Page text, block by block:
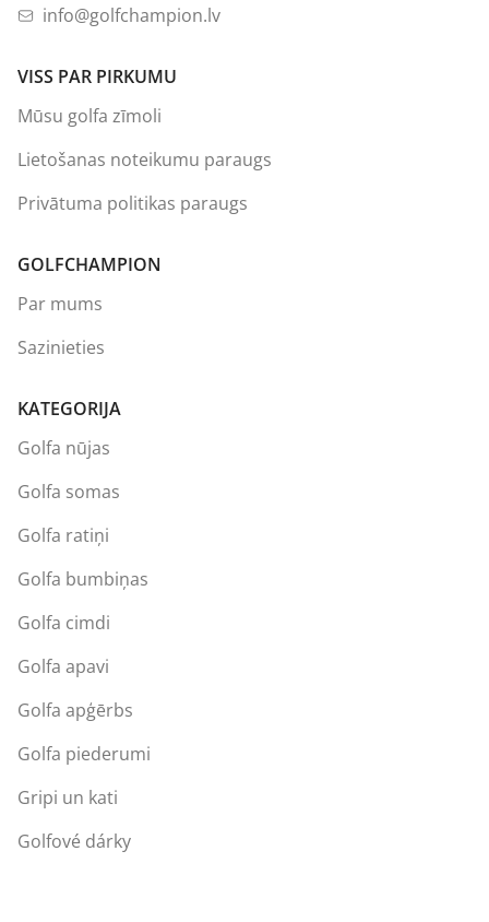
info@golfchampion.lv
VISS PAR PIRKUMU
Mūsu golfa zīmoli
Lietošanas noteikumu paraugs
Privātuma politikas paraugs
GOLFCHAMPION
Par mums
Sazinieties
KATEGORIJA
Golfa nūjas
Golfa somas
Golfa ratiņi
Golfa bumbiņas
Golfa cimdi
Golfa apavi
Golfa apģērbs
Golfa piederumi
Gripi un kati
Golfové dárky